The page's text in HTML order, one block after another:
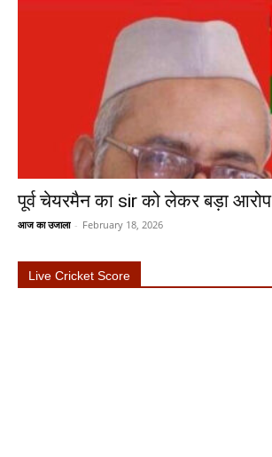
पूर्व चेयरमैन का sir को लेकर बड़ा आरोप
आज का उजाला - February 18, 2026
Live Cricket Score